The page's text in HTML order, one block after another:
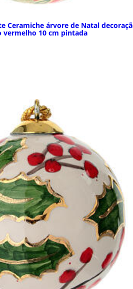
Ceramiche árvore de Natal
10 cm pintada